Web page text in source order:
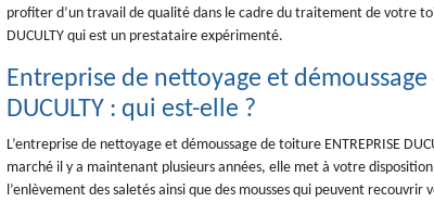
profiter d’un travail de qualité dans le cadre du traitement de votre
DUCULTY qui est un prestataire expérimenté.
Entreprise de nettoyage et démoussage
DUCULTY : qui est-elle ?
L’entreprise de nettoyage et démoussage de toiture ENTREPRISE
marché il y a maintenant plusieurs années, elle met à votre
l’enlèvement des saletés ainsi que des mousses qui peuvent